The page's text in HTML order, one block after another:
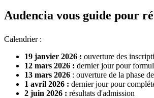
Audencia vous guide pour
Calendrier :
19 janvier 2026 : ouverture des
12 mars 2026 : dernier jour pour
13 mars 2026 : ouverture de la phase
1 avril 2026 : dernier jour pour
2 juin 2026 : résultats d'admission